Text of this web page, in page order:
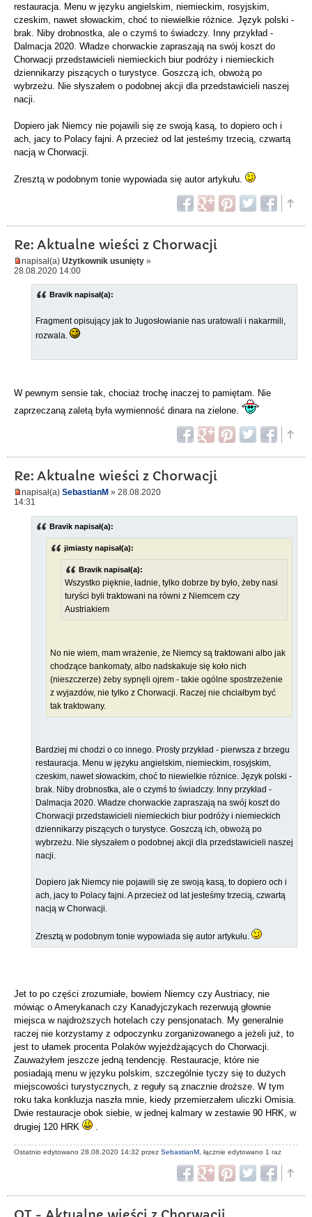
restauracja. Menu w języku angielskim, niemieckim, rosyjskim,
czeskim, nawet słowackim, choć to niewielkie różnice. Język polski -
brak. Niby drobnostka, ale o czymś to świadczy. Inny przykład -
Dalmacja 2020. Władze chorwackie zapraszają na swój koszt do
Chorwacji przedstawicieli niemieckich biur podróży i niemieckich
dziennikarzy piszących o turystyce. Goszczą ich, obwożą po
wybrzeżu. Nie słyszałem o podobnej akcji dla przedstawicieli naszej
nacji.
Dopiero jak Niemcy nie pojawili się ze swoją kasą, to dopiero och i
ach, jacy to Polacy fajni. A przecież od lat jesteśmy trzecią, czwartą
nacją w Chorwacji.
Zresztą w podobnym tonie wypowiada się autor artykułu.
Re: Aktualne wieści z Chorwacji
napisał(a) Użytkownik usunięty »
28.08.2020 14:00
Bravik napisał(a):
Fragment opisujący jak to Jugosłowianie nas uratowali i nakarmili,
rozwala.
W pewnym sensie tak, chociaż trochę inaczej to pamiętam. Nie
zaprzeczaną zaletą była wymienność dinara na zielone.
Re: Aktualne wieści z Chorwacji
napisał(a) SebastianM » 28.08.2020
14:31
Bravik napisał(a):
jimiasty napisał(a):
Bravik napisał(a):
Wszystko pięknie, ładnie, tylko dobrze by było, żeby nasi
turyści byli traktowani na równi z Niemcem czy
Austriakiem
No nie wiem, mam wrażenie, że Niemcy są traktowani albo jak
chodzące bankomaty, albo nadskakuje się koło nich
(nieszczerze) żeby sypnęli ojrem - takie ogólne spostrzeżenie
z wyjazdów, nie tylko z Chorwacji. Raczej nie chciałbym być
tak traktowany.
Bardziej mi chodzi o co innego. Prosty przykład - pierwsza z brzegu
restauracja. Menu w języku angielskim, niemieckim, rosyjskim,
czeskim, nawet słowackim, choć to niewielkie różnice. Język polski -
brak. Niby drobnostka, ale o czymś to świadczy. Inny przykład -
Dalmacja 2020. Władze chorwackie zapraszają na swój koszt do
Chorwacji przedstawicieli niemieckich biur podróży i niemieckich
dziennikarzy piszących o turystyce. Goszczą ich, obwożą po
wybrzeżu. Nie słyszałem o podobnej akcji dla przedstawicieli naszej
nacji.
Dopiero jak Niemcy nie pojawili się ze swoją kasą, to dopiero och i
ach, jacy to Polacy fajni. A przecież od lat jesteśmy trzecią, czwartą
nacją w Chorwacji.
Zresztą w podobnym tonie wypowiada się autor artykułu.
Jet to po części zrozumiałe, bowiem Niemcy czy Austriacy, nie
mówiąc o Amerykanach czy Kanadyjczykach rezerwują głownie
miejsca w najdroższych hotelach czy pensjonatach. My generalnie
raczej nie korzystamy z odpoczynku zorganizowanego a jeżeli już, to
jest to ułamek procenta Polaków wyjeżdżających do Chorwacji.
Zauważyłem jeszcze jedną tendencję. Restauracje, które nie
posiadają menu w języku polskim, szczególnie tyczy się to dużych
miejscowości turystycznych, z reguły są znacznie droższe. W tym
roku taka konkluzja naszła mnie, kiedy przemierzałem uliczki Omisia.
Dwie restauracje obok siebie, w jednej kalmary w zestawie 90 HRK, w
drugiej 120 HRK
Ostatnio edytowano 28.08.2020 14:32 przez SebastianM , łącznie edytowano 1 raz